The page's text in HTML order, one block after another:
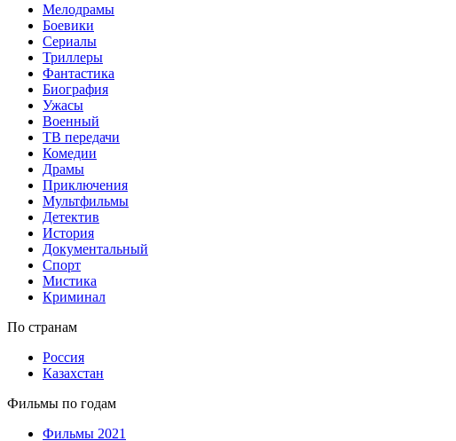
Мелодрамы
Боевики
Сериалы
Триллеры
Фантастика
Биография
Ужасы
Военный
ТВ передачи
Комедии
Драмы
Приключения
Мультфильмы
Детектив
История
Документальный
Спорт
Мистика
Криминал
По странам
Россия
Казахстан
Фильмы по годам
Фильмы 2021